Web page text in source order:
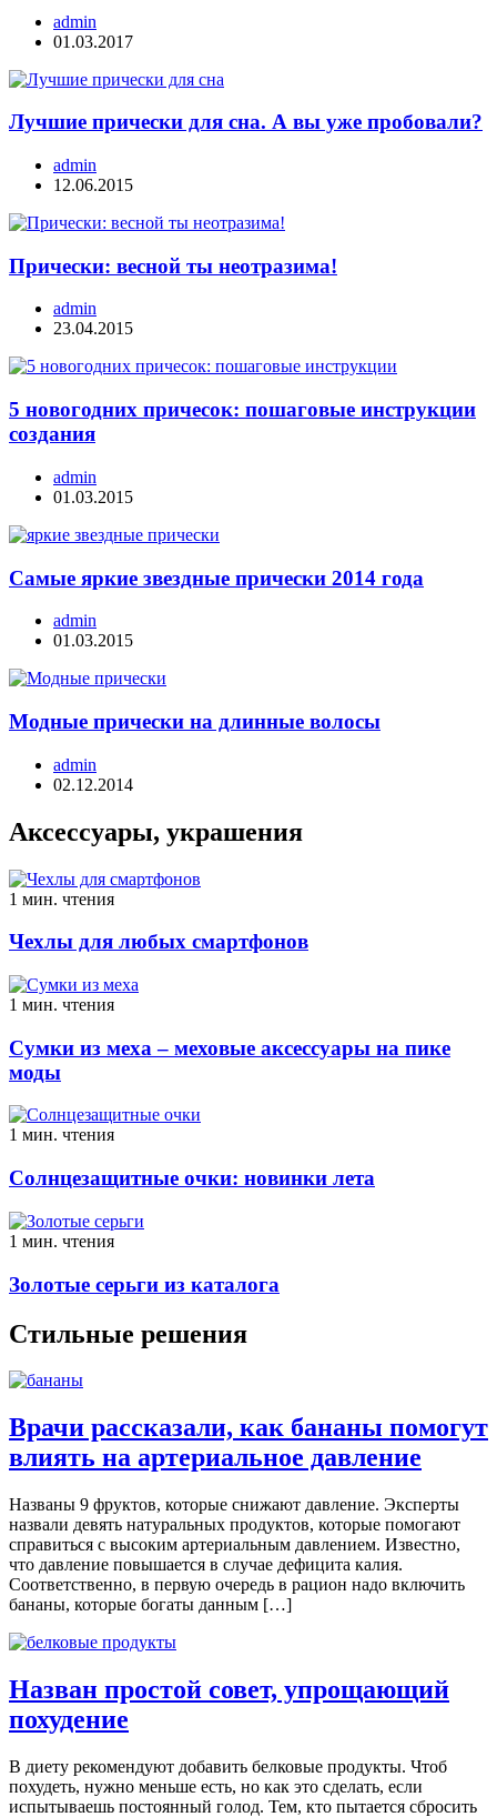
admin
01.03.2017
Лучшие прически для сна. А вы уже пробовали?
admin
12.06.2015
Прически: весной ты неотразима!
admin
23.04.2015
5 новогодних причесок: пошаговые инструкции
создания
admin
01.03.2015
Самые яркие звездные прически 2014 года
admin
01.03.2015
Модные прически на длинные волосы
admin
02.12.2014
Аксессуары, украшения
1 мин. чтения
Чехлы для любых смартфонов
1 мин. чтения
Сумки из меха – меховые аксессуары на пике
моды
1 мин. чтения
Солнцезащитные очки: новинки лета
1 мин. чтения
Золотые серьги из каталога
Стильные решения
Врачи рассказали, как бананы помогут
влиять на артериальное давление
Названы 9 фруктов, которые снижают давление. Эксперты
назвали девять натуральных продуктов, которые помогают
справиться с высоким артериальным давлением. Известно,
что давление повышается в случае дефицита калия.
Соответственно, в первую очередь в рацион надо включить
бананы, которые богаты данным […]
Назван простой совет, упрощающий
похудение
В диету рекомендуют добавить белковые продукты. Чтоб
похудеть, нужно меньше есть, но как это сделать, если
испытываешь постоянный голод. Тем, кто пытается сбросить